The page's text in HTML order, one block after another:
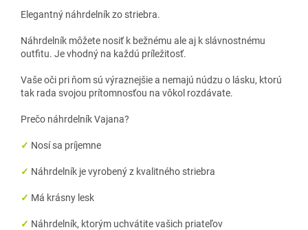
Elegantný náhrdelník zo striebra.
Náhrdelník môžete nosiť k bežnému ale aj k slávnostnému
outfitu. Je vhodný na každú príležitosť.
Vaše oči pri ňom sú výraznejšie a nemajú núdzu o lásku, ktorú
tak rada svojou prítomnosťou na vôkol rozdávate.
Prečo náhrdelník Vajana?
✓ Nosí sa príjemne
✓ Náhrdelník je vyrobený z kvalitného striebra
✓ Má krásny lesk
✓ Náhrdelník, ktorým uchvátite vašich priateľov